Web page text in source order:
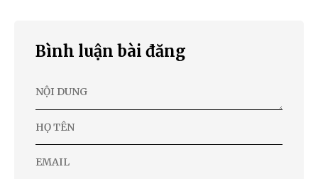
Bình luận bài đăng